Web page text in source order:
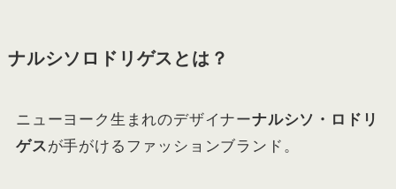
ナルシソロドリゲスとは？
ニューヨーク生まれのデザイナーナルシソ・ロドリ
ゲスが手がけるファッションブランド。